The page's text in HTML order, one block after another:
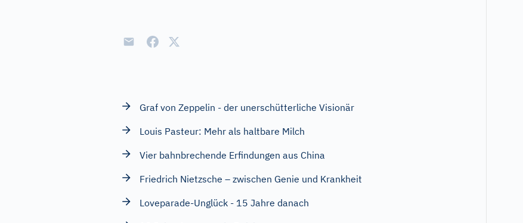
Graf von Zeppelin - der unerschütterliche Visionär
Louis Pasteur: Mehr als haltbare Milch
Vier bahnbrechende Erfindungen aus China
Friedrich Nietzsche – zwischen Genie und Krankheit
Loveparade-Unglück - 15 Jahre danach